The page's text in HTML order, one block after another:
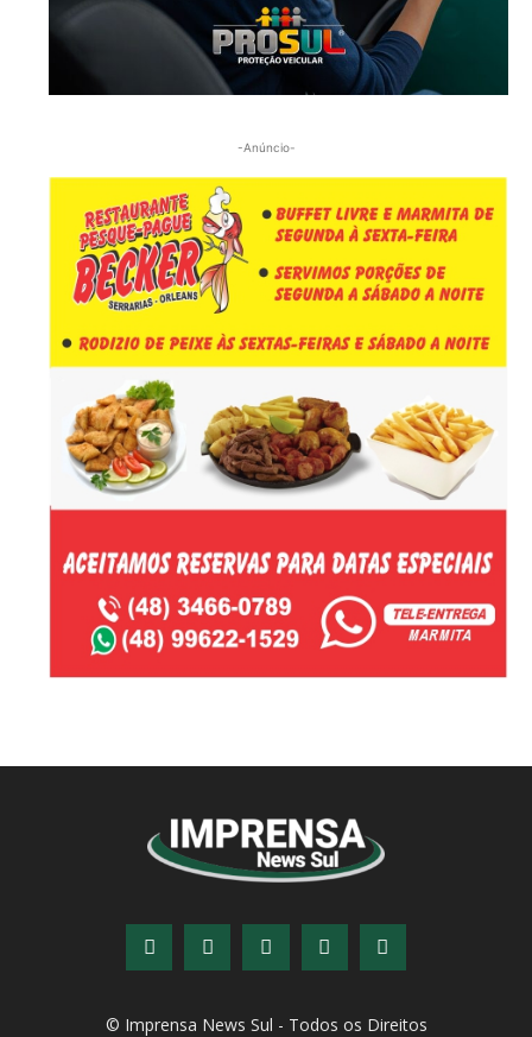
-Anúncio-
© Imprensa News Sul - Todos os Direitos
Reservados.